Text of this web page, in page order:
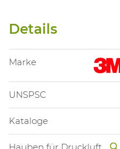
Details
Marke
UNSPSC
Kataloge